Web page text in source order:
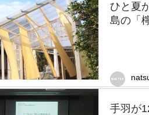
ひと夏
島の「
手羽が